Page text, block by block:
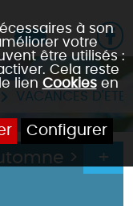
à son
votre
être utilisés :
Cela reste
lien Cookiesen
Configurer
VACANCES D'ETE
>